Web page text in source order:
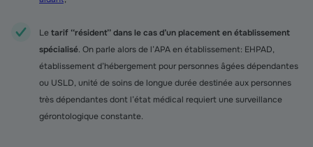
Letarif ‘‘résident’’ dans le cas d’un placement en établissement
spécialisé. On parle alors de l’APA en établissement : EHPAD,
établissement d’hébergement pour personnes âgées dépendantes
ou USLD, unité de soins de longue durée destinée aux personnes
très dépendantes dont l’état médical requiert une surveillance
gérontologique constante.